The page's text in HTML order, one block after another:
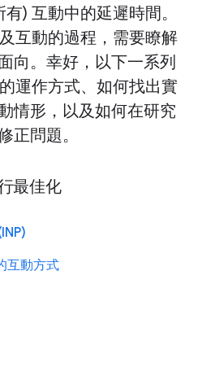
) 互動中的延遲時間。
互動的過程，需要瞭解
向。幸好，以下一系列
運作方式、如何找出實
情形，以及如何在研究
正問題。
最佳化
互動方式